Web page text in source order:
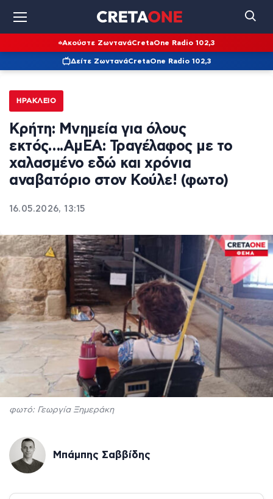
Ακούστε ΖωντανάCretaOne Radio 102,3
Δείτε ΖωντανάCretaOne Radio 102,3
ΗΡΆΚΛΕΙΟ
Κρήτη: Μνημεία για όλους
εκτός….ΑμΕΑ: Τραγέλαφος με το
χαλασμένο εδώ και χρόνια
αναβατόριο στον Κούλε! (φωτο)
16.05.2026, 13:15
φωτό: Γεωργία Ξημεράκη
Μπάμπης Σαββίδης